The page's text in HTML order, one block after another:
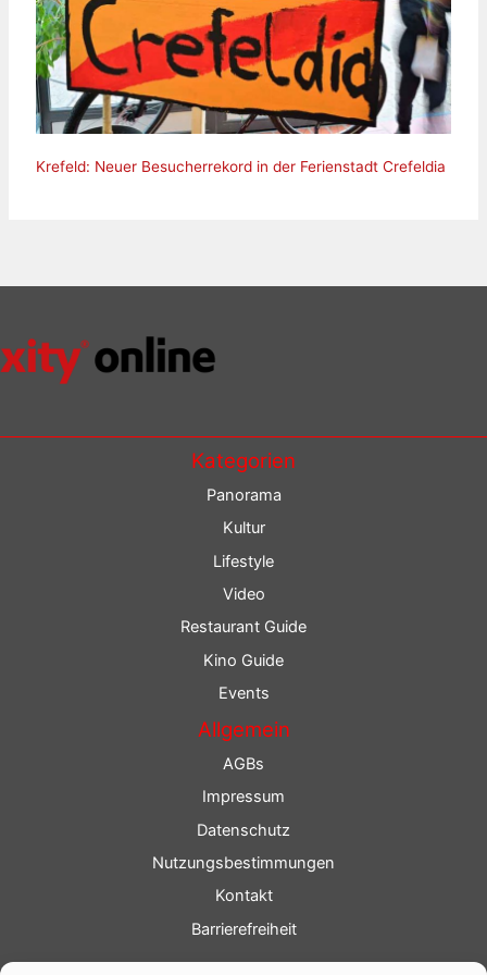
Krefeld: Neuer Besucherrekord in der Ferienstadt Crefeldia
Kategorien
Panorama
Kultur
Lifestyle
Video
Restaurant Guide
Kino Guide
Events
Allgemein
AGBs
Impressum
Datenschutz
Nutzungsbestimmungen
Kontakt
Barrierefreiheit